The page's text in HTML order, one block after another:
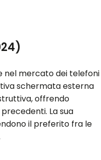
nel mercato dei telefoni
schermata esterna
offrendo
La sua
il preferito fra le